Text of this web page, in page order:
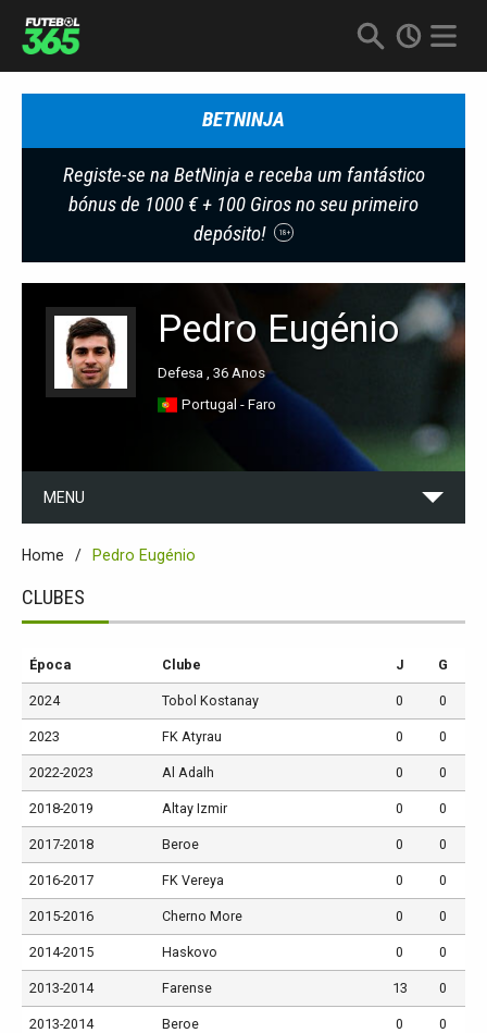
BETNINJA
Registe-se na BetNinja e receba um fantástico
bónus de 1000 € + 100 Giros no seu primeiro
depósito!
18+
Pedro Eugénio
Defesa , 36 Anos
Portugal - Faro
MENU
Home Pedro Eugénio
CLUBES
Época Clube J G
2024 Tobol Kostanay 0 0
2023 FK Atyrau 0 0
2022-2023 Al Adalh 0 0
2018-2019 Altay Izmir 0 0
2017-2018 Beroe 0 0
2016-2017 FK Vereya 0 0
2015-2016 Cherno More 0 0
2014-2015 Haskovo 0 0
2013-2014 Farense 13 0
2013-2014 Beroe 0 0